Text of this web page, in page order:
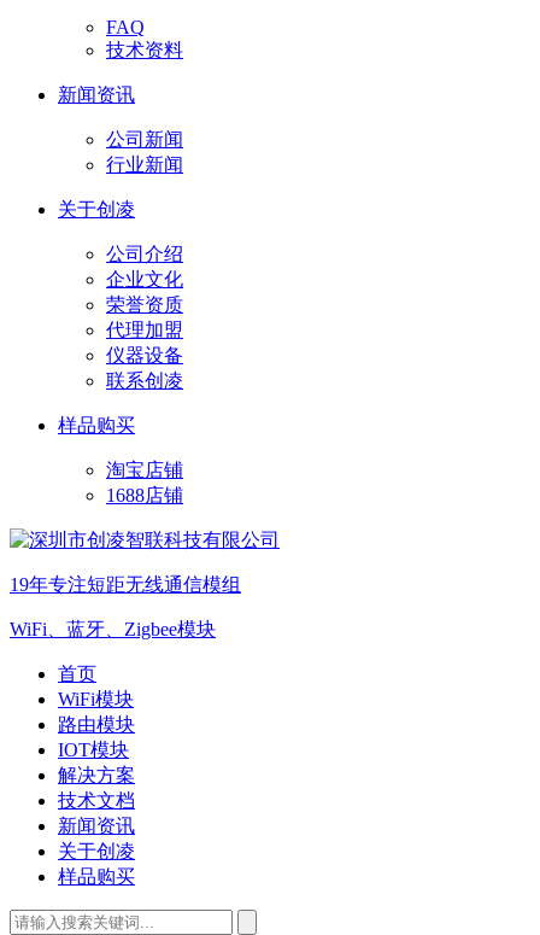
FAQ
技术资料
新闻资讯
公司新闻
行业新闻
关于创凌
公司介绍
企业文化
荣誉资质
代理加盟
仪器设备
联系创凌
样品购买
淘宝店铺
1688店铺
19年专注短距无线通信模组
WiFi、蓝牙、Zigbee模块
首页
WiFi模块
路由模块
IOT模块
解决方案
技术文档
新闻资讯
关于创凌
样品购买